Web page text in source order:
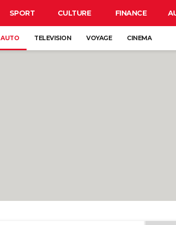
SPORT CULTURE FINANCE
AUTO TELEVISION VOYAGE CINEMA